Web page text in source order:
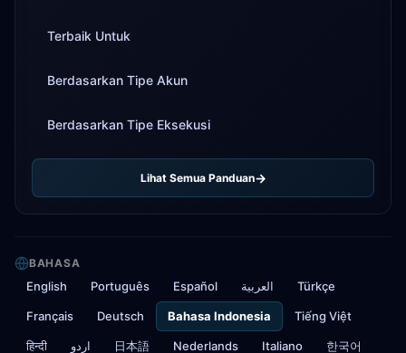
Terbaik Untuk
Berdasarkan Tipe Akun
Berdasarkan Tipe Eksekusi
Lihat Semua Panduan
BAHASA
English Português Español العربية Türkçe
Français Deutsch Bahasa Indonesia Tiếng Việt
हिन्दी اردو 日本語 Nederlands Italiano 한국어